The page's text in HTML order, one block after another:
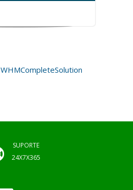
WHMCompleteSolution
SUPORTE
24X7X365